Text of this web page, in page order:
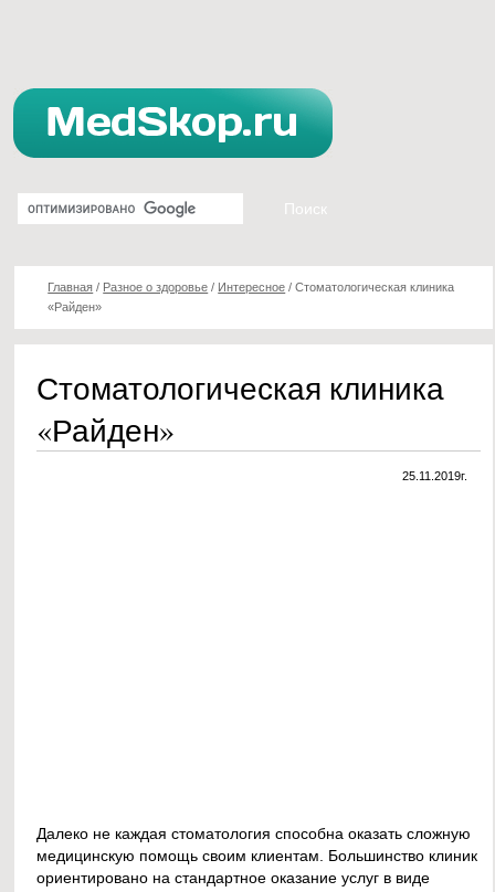
Главная / Разное о здоровье / Интересное /Стоматологическая клиника
«Райден»
Стоматологическая клиника
«Райден»
25.11.2019г.
Далеко не каждая стоматология способна оказать сложную
медицинскую помощь своим клиентам. Большинство клиник
ориентировано на стандартное оказание услуг в виде